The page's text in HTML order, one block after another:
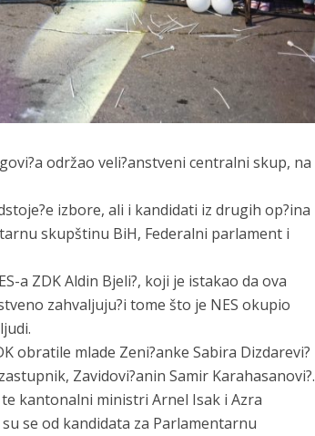
održao veli?anstveni centralni skup, na
izbore, ali i kandidati iz drugih op?ina
skupštinu BiH, Federalni parlament i
a ZDK Aldin Bjeli?, koji je istakao da ova
zahvaljuju?i tome što je NES okupio
obratile mlade Zeni?anke Sabira Dizdarevi?
Zavidovi?anin Samir Karahasanovi?.
kantonalni ministri Arnel Isak i Azra
se od kandidata za Parlamentarnu